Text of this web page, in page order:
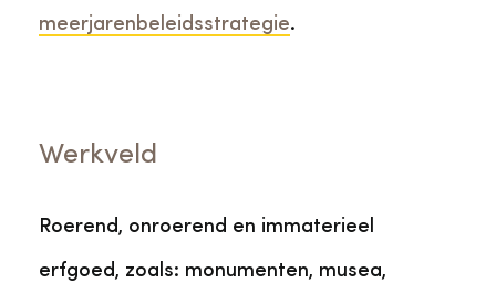
meerjarenbeleidsstrategie.
Werkveld
Roerend, onroerend en immaterieel
erfgoed, zoals: monumenten, musea,